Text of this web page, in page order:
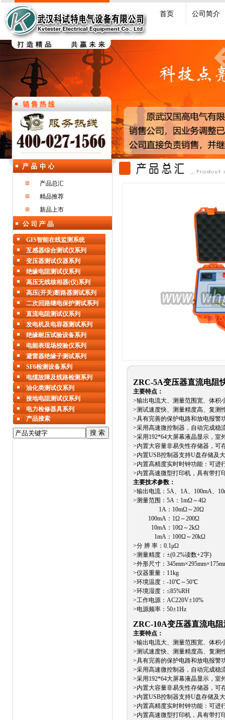
首页 公司简介
产品总汇
精品推荐
新品上市
ZRC-5A变压器直流电阻
主要特点：
>输出电流大、测量范围宽、体积
>测试速度快、测量精度高、复测
>具有完善的保护电路和放电报警
>采用高速微控制器，自动完成稳
>采用192*64大屏幕液晶显示，室
>内置大容量非易失性存储器，可
>内置USB控制器支持U盘存储及
>内置高精度实时时钟功能：可进
>内置高速微型打印机，具有带打
主要技术参数：
>输出电流：5A、1A、100mA、
>测量范围：5A：1mΩ～4Ω
1A：10mΩ～20Ω
100mA：1Ω～200Ω
10mA：10Ω～2kΩ
1mA：100Ω～20kΩ
>分 辨 率：0.1μΩ
>测量精度：±(0.2%读数+2字)
>外形尺寸：
>仪器重量：11kg
>环境温度：-10℃～50℃
>环境湿度：≤85%RH
>工作电源：AC220V±10%
>电源频率：50±1Hz
ZRC-10A变压器直流电
主要特点：
>输出电流大、测量范围宽、体积
>测试速度快、测量精度高、复测
>具有完善的保护电路和放电报警
>采用高速微控制器，自动完成稳
>采用192*64大屏幕液晶显示，室
>内置大容量非易失性存储器，可
>内置USB控制器支持U盘存储及
>内置高精度实时时钟功能：可进
>内置高速微型打印机，具有带打
GIS智能在线监测系统
互感器综合测试仪系列
变压器测试仪器系列
绝缘电阻测试仪系列
高压无线核相器(仪)系列
高压(开关)断路器测试系列
二次回路继电保护测试系列
直流电阻测试仪系列
发电机及电容器测试系列
绝缘耐压试验设备系列
电能表现场校验仪系列
避雷器绝缘子测试系列
SF6检测设备系列
电缆故障及线路检测系列
油化类测试仪系列
接地电阻测试仪系列
电力检修器具系列
产品搜索